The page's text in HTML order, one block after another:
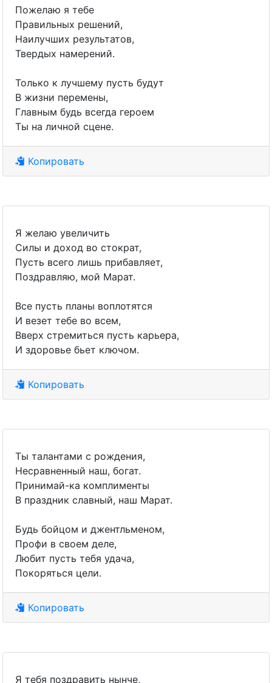
Пожелаю я тебе
Правильных решений,
Наилучших результатов,
Твердых намерений.
Только к лучшему пусть будут
В жизни перемены,
Главным будь всегда героем
Ты на личной сцене.
Копировать
Я желаю увеличить
Силы и доход во стократ,
Пусть всего лишь прибавляет,
Поздравляю, мой Марат.
Все пусть планы воплотятся
И везет тебе во всем,
Вверх стремиться пусть карьера,
И здоровье бьет ключом.
Копировать
Ты талантами с рождения,
Несравненный наш, богат.
Принимай-ка комплименты
В праздник славный, наш Марат.
Будь бойцом и джентльменом,
Профи в своем деле,
Любит пусть тебя удача,
Покоряться цели.
Копировать
Я тебя поздравить нынче,